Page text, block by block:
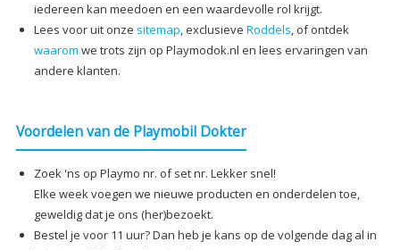
iedereen kan meedoen en een waardevolle rol krijgt.
Lees voor uit onze sitemap, exclusieve Roddels, of ontdek
waarom we trots zijn op Playmodok.nl en lees ervaringen van
andere klanten.
Voordelen van de Playmobil Dokter
Zoek 'ns op Playmo nr. of set nr. Lekker snel!
Elke week voegen we nieuwe producten en onderdelen toe,
geweldig dat je ons (her)bezoekt.
Bestel je voor 11 uur? Dan heb je kans op de volgende dag al in